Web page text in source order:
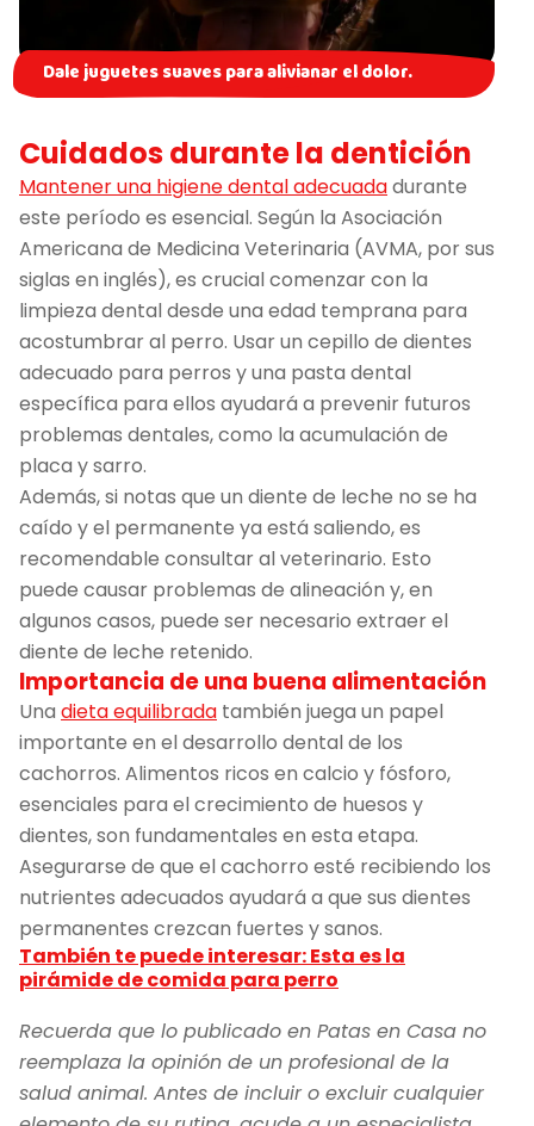
Dale juguetes suaves para alivianar el dolor.
Cuidados durante la dentición
Mantener una higiene dental adecuadadurante
este período es esencial. Según la Asociación
Americana de Medicina Veterinaria (AVMA, por sus
siglas en inglés), es crucial comenzar con la
limpieza dental desde una edad temprana para
acostumbrar al perro. Usar un cepillo de dientes
adecuado para perros y una pasta dental
específica para ellos ayudará a prevenir futuros
problemas dentales, como la acumulación de
placa y sarro.
Además, si notas que un diente de leche no se ha
caído y el permanente ya está saliendo, es
recomendable consultar al veterinario. Esto
puede causar problemas de alineación y, en
algunos casos, puede ser necesario extraer el
diente de leche retenido.
Importancia de una buena alimentación
Una dieta equilibrada también juega un papel
importante en el desarrollo dental de los
cachorros. Alimentos ricos en calcio y fósforo,
esenciales para el crecimiento de huesos y
dientes, son fundamentales en esta etapa.
Asegurarse de que el cachorro esté recibiendo los
nutrientes adecuados ayudará a que sus dientes
permanentes crezcan fuertes y sanos.
También te puede interesar: Esta es la
pirámide de comida para perro
Recuerda que lo publicado en Patas en Casa no
reemplaza la opinión de un profesional de la
salud animal. Antes de incluir o excluir cualquier